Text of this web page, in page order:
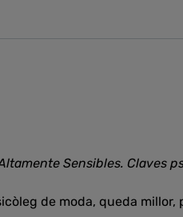
Sensibles. Claves
de moda, queda millor,